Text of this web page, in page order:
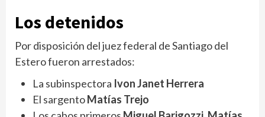
Los detenidos
Por disposición del juez federal de Santiago del
Estero fueron arrestados:
La subinspectora Ivon Janet Herrera
El sargentoMatías Trejo